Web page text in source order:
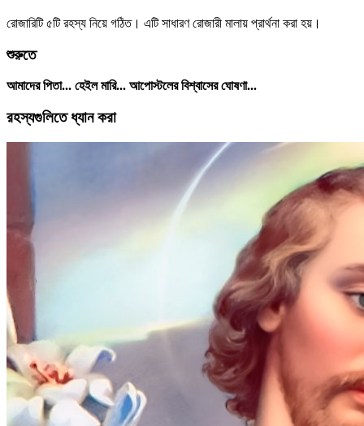
রোজারিটি ৫টি রহস্য নিয়ে গঠিত। এটি সাধারণ রোজারী মালায় প্রার্থনা করা হয়।
শুরুতে
আমাদের পিতা... হেইল মারি... আপোস্টলের বিশ্বাসের ঘোষণা...
রহস্যগুলিতে ধ্যান করা